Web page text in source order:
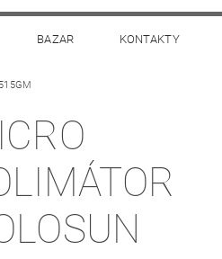
BAZAR KONTAKTY